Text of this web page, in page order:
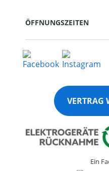
ÖFFNUNGSZEITEN
VERTRAG
Ein